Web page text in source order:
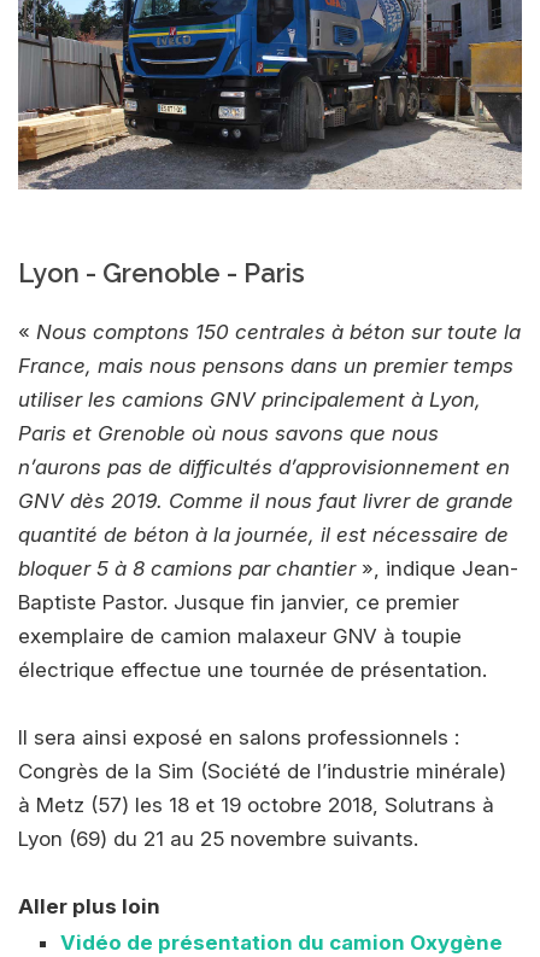
Lyon - Grenoble - Paris
« Nous comptons 150 centrales à béton sur toute la
France, mais nous pensons dans un premier temps
utiliser les camions GNV principalement à Lyon,
Paris et Grenoble où nous savons que nous
n’aurons pas de difficultés d’approvisionnement en
GNV dès 2019. Comme il nous faut livrer de grande
quantité de béton à la journée, il est nécessaire de
bloquer 5 à 8 camions par chantier », indique Jean-
Baptiste Pastor. Jusque fin janvier, ce premier
exemplaire de camion malaxeur GNV à toupie
électrique effectue une tournée de présentation.
Il sera ainsi exposé en salons professionnels :
Congrès de la Sim (Société de l’industrie minérale)
à Metz (57) les 18 et 19 octobre 2018, Solutrans à
Lyon (69) du 21 au 25 novembre suivants.
Aller plus loin
Vidéo de présentation du camion Oxygène